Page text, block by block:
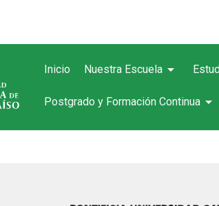
Inicio Nuestra Escuela arrow_drop_down
Postgrado y Formación Continua arrow_drop_down